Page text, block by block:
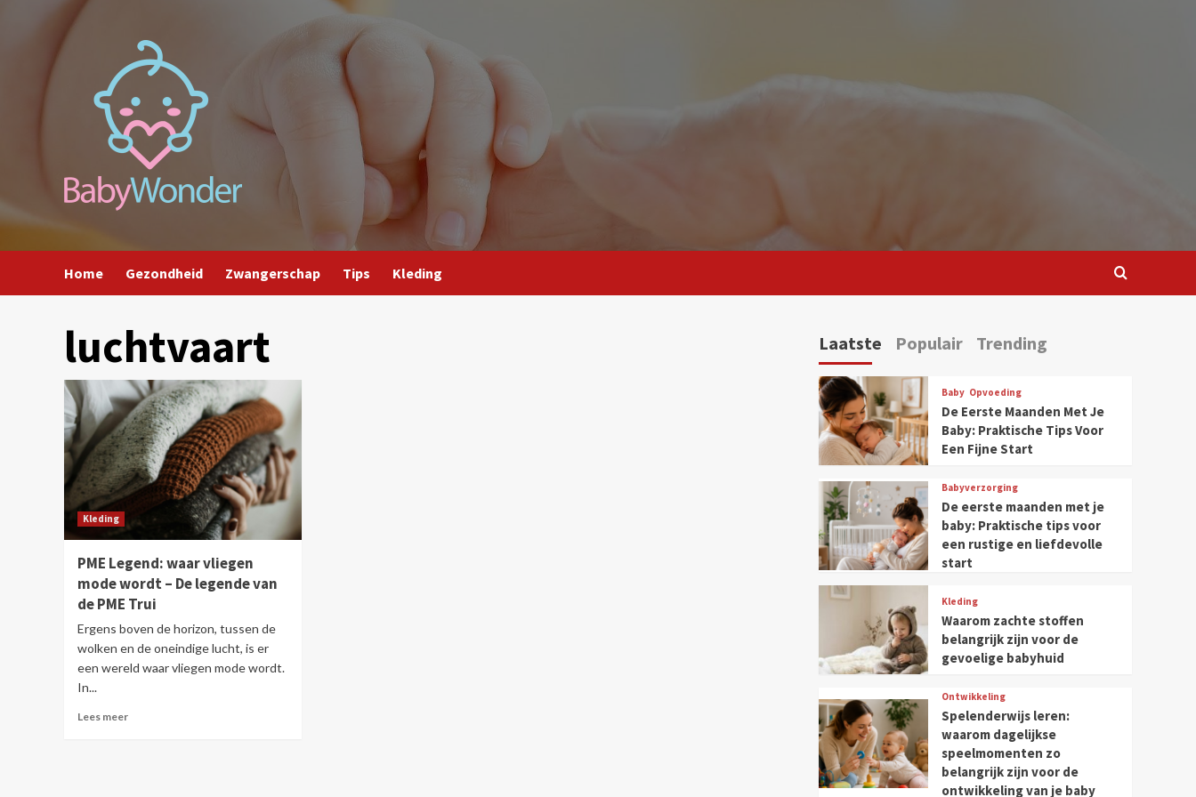
Home Gezondheid Zwangerschap Tips Kleding
luchtvaart
Kleding
PME Legend: waar vliegen
mode wordt – De legende van
de PME Trui
Ergens boven de horizon, tussen de
wolken en de oneindige lucht, is er
een wereld waar vliegen mode wordt.
In...
Lees meer
Laatste Populair Trending
Baby Opvoeding
De Eerste Maanden Met Je
Baby: Praktische Tips Voor
Een Fijne Start
Babyverzorging
De eerste maanden met je
baby: Praktische tips voor
een rustige en liefdevolle
start
Kleding
Waarom zachte stoffen
belangrijk zijn voor de
gevoelige babyhuid
Ontwikkeling
Spelenderwijs leren:
waarom dagelijkse
speelmomenten zo
belangrijk zijn voor de
ontwikkeling van je baby